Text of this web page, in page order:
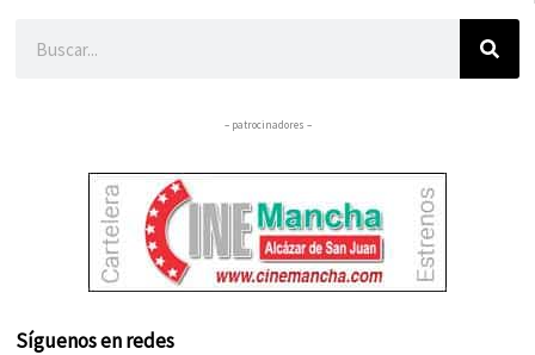
– patrocinadores –
Síguenos en redes